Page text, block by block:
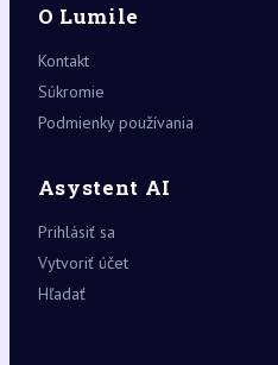
O Lumile
Kontakt
Súkromie
Podmienky používania
Asystent AI
Prihlásiť sa
Vytvoriť účet
Hľadať